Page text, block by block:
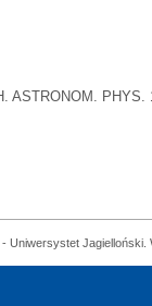
ASTRONOM. PHYS.
Uniwersystet